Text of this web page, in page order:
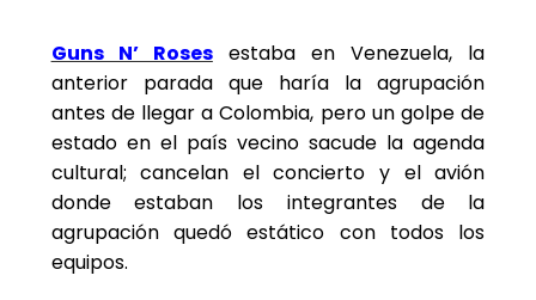
Guns N’ Rosesestaba en Venezuela, la
anterior parada que haría la agrupación
antes de llegar a Colombia, pero un golpe de
estado en el país vecino sacude la agenda
cultural; cancelan el concierto y el avión
donde estaban los integrantes de la
agrupación quedó estático con todos los
equipos.